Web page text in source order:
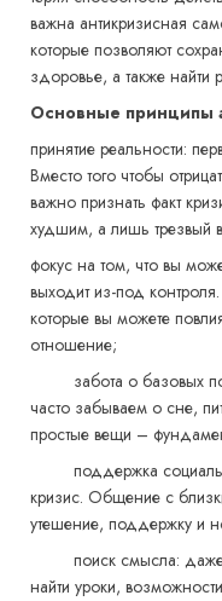
важна антикризисная
которые позволяют
здоровье, а также найти
Основные принципы
принятие реальности:
Вместо того чтобы
важно признать факт
худшим, а лишь трезвый
фокус на том, что вы
выходит из-под
которые вы можете
отношение;
забота о базовых
часто забываем о сне,
простые вещи –
поддержка
кризис. Общение с
утешение, поддержку и
поиск смысла: даже в
найти уроки,